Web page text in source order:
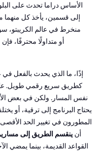
الأساس دراما تحدث على
إلى قسمين، يأخذ كل منهما
منخرط في عالم الكريبتو،
إذًا، ما الذي يحدث بالفعل في
كطريق سريع رقمي طويل.
نفس المسار. ولكن في بعض
يحتاج البرنامج إلى ترقية، أو
المطورون في تغيير الحد
أن ينقسم الطريق إلى
القواعد القديمة، بينما يمضي